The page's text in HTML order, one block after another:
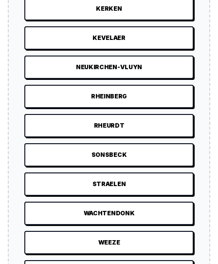
KERKEN
KEVELAER
NEUKIRCHEN-VLUYN
RHEINBERG
RHEURDT
SONSBECK
STRAELEN
WACHTENDONK
WEEZE